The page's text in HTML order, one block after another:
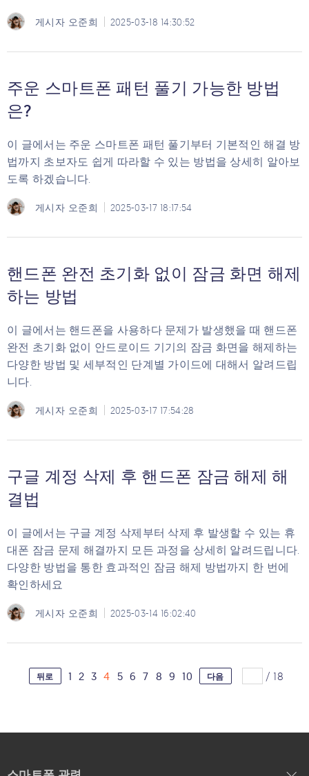
게시자 오준희 2025-03-18 14:30:52
주운 스마트폰 패턴 풀기 가능한 방법
은?
이 글에서는 주운 스마트폰 패턴 풀기부터 기본적인 해결 방
법까지 초보자도 쉽게 따라할 수 있는 방법을 상세히 알아보
도록 하겠습니다.
게시자 오준희 2025-03-17 18:17:54
핸드폰 완전 초기화 없이 잠금 화면 해제
하는 방법
이 글에서는 핸드폰을 사용하다 문제가 발생했을 때 핸드폰
완전 초기화 없이 안드로이드 기기의 잠금 화면을 해제하는
다양한 방법 및 세부적인 단계별 가이드에 대해서 알려드립
니다.
게시자 오준희 2025-03-17 17:54:28
구글 계정 삭제 후 핸드폰 잠금 해제 해
결법
이 글에서는 구글 계정 삭제부터 삭제 후 발생할 수 있는 휴
대폰 잠금 문제 해결까지 모든 과정을 상세히 알려드립니다.
다양한 방법을 통한 효과적인 잠금 해제 방법까지 한 번에
확인하세요
게시자 오준희 2025-03-14 16:02:40
뒤로 1 2 3 4 5 6 7 8 9 10 다음 / 18